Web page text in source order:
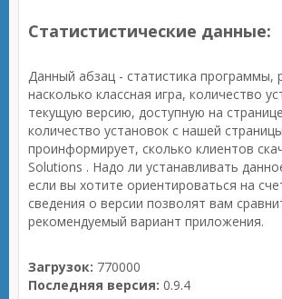
Статистистические данные:
Данный абзац - статистика программы,
насколько классная игра, количество
текущую версию, доступную на
количество установок с нашей страницы
проинформирует, сколько клиентов
Solutions . Надо ли устанавливать
если вы хотите ориентироваться на
сведения о версии позволят вам
рекомендуемый вариант приложения.
Загрузок: 770000
Последняя версия: 0.9.4